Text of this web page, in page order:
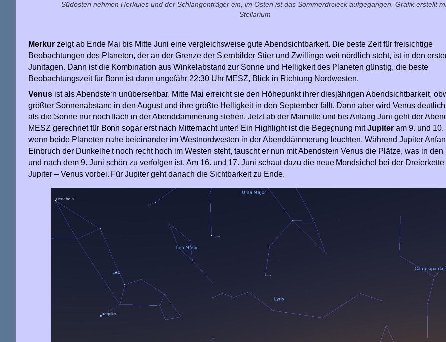
Südosten nehmen Herkules und der Schlangenträger ein, im Osten ist das Sommerdreieck aufgegangen. Grafik erstellt
Stellarium
Merkur zeigt ab Ende Mai bis Mitte Juni eine vergleichsweise gute Abendsichtbarkeit. Die beste Zeit für freisichtige
Beobachtungen des Planeten, der an der Grenze der Sternbilder Stier und Zwillinge weit nördlich steht, ist in den
Junitagen. Dann ist die Kombination aus Winkelabstand zur Sonne und Helligkeit des Planeten günstig, die beste
Beobachtungszeit für Bonn ist dann ungefähr 22:30 Uhr MESZ, Blick in Richtung Nordwesten.
Venus ist als Abendstern unübersehbar. Mitte Mai erreicht sie den Höhepunkt ihrer diesjährigen Abendsichtbarkeit,
größter Sonnenabstand in den August und ihre größte Helligkeit in den September fällt. Dann aber wird Venus
als die Sonne nur noch flach in der Abenddämmerung stehen. Jetzt ab der Maimitte und bis Anfang Juni geht der
MESZ gerechnet für Bonn sogar erst nach Mitternacht unter! Ein Highlight ist die Begegnung mitJupiter am 9. und 10.
wenn beide Planeten nahe beieinander im Westnordwesten in der Abenddämmerung leuchten. Während Jupiter
Einbruch der Dunkelheit noch recht hoch im Westen steht, tauscht er nun mit Abendstern Venus die Plätze, was in den
und nach dem 9. Juni schön zu verfolgen ist. Am 16. und 17. Juni schaut dazu die neue Mondsichel bei der Dreierkette
Jupiter – Venus vorbei. Für Jupiter geht danach die Sichtbarkeit zu Ende.